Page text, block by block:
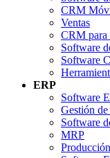
CRM
Ventas
CRM para
Software
Software
ERP
Software
Gestión
Software
MRP